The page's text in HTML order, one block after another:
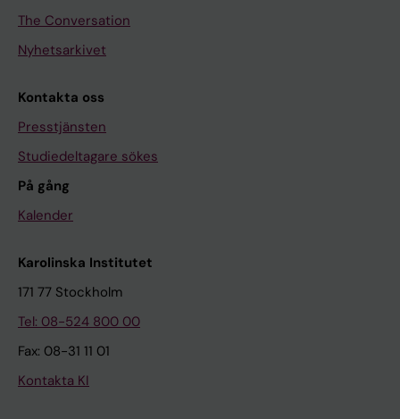
The Conversation
Nyhetsarkivet
Kontakta oss
Presstjänsten
Studiedeltagare sökes
På gång
Kalender
Karolinska Institutet
171 77 Stockholm
Tel: 08-524 800 00
Fax: 08-31 11 01
Kontakta KI